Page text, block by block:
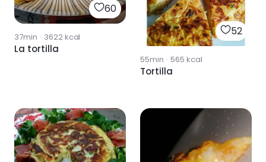
60
37min · 3622kcal
La tortilla
52
55min · 565 kcal
Tortilla